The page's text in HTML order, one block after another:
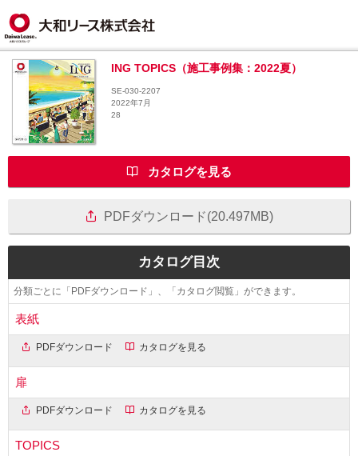
ING TOPICS（施工事例集：2022夏）
SE-030-2207
2022年7月
28
カタログを見る
PDFダウンロード(20.497MB)
カタログ目次
分類ごとに「PDFダウンロード」、「カタログ閲覧」ができます。
表紙
PDFダウンロード カタログを見る
扉
PDFダウンロード カタログを見る
TOPICS